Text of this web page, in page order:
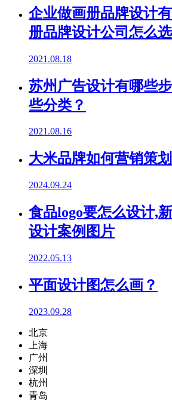
企业做画册品牌设计
册品牌设计公司怎么
2021.08.18
苏州广告设计有哪些
些分类？
2021.08.16
大米品牌如何营销策
2024.09.24
食品logo要怎么设计,
设计案例图片
2022.05.13
平面设计图怎么画？
2023.09.28
北京
上海
广州
深圳
杭州
青岛